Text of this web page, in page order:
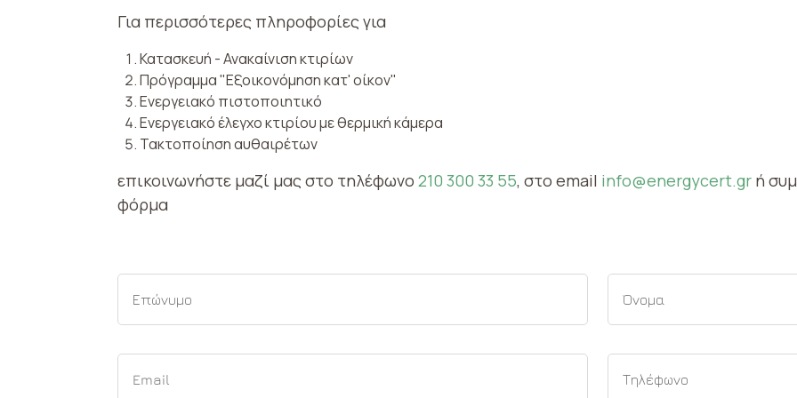
Για περισσότερες πληροφορίες για
Κατασκευή - Ανακαίνιση κτιρίων
Πρόγραμμα "Εξοικονόμηση κατ' οίκον"
Ενεργειακό πιστοποιητικό
Ενεργειακό έλεγχο κτιρίου με θερμική κάμερα
Τακτοποίηση αυθαιρέτων
επικοινωνήστε μαζί μας στο τηλέφωνο 210 300 33 55, στο email info@energycert.gr ή
φόρμα